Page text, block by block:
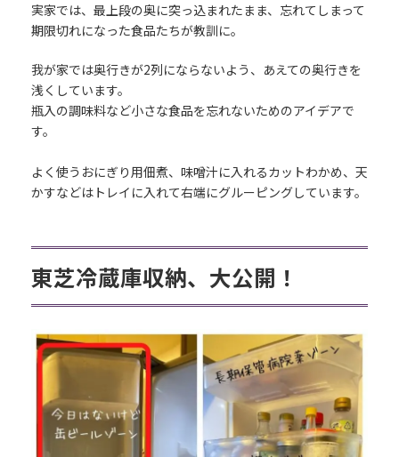
実家では、最上段の奥に突っ込まれたまま、忘れてしまって
期限切れになった食品たちが教訓に。
我が家では奥行きが2列にならないよう、あえての奥行きを
浅くしています。
瓶入の調味料など小さな食品を忘れないためのアイデアで
す。
よく使うおにぎり用佃煮、味噌汁に入れるカットわかめ、天
かすなどはトレイに入れて右端にグルーピングしています。
東芝冷蔵庫収納、大公開！